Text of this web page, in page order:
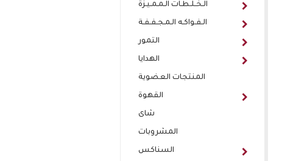
الـخـلـطـات الـمـمـيـزة
الـفـواكـه الـمـجـفـفـة
التمور
الهدايا
المنتجات العضوية
القهوة
شاى
المشروبات
السناكس